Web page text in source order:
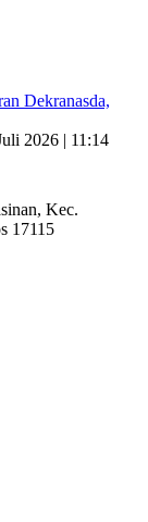
Dekranasda,
2026 | 11:14
Kec.
17115